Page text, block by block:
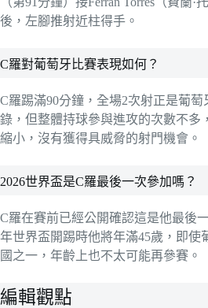
後，左腳推射近柱得手。
C羅對葡萄牙比賽表現如何？
C羅踢滿90分鐘，全場2次射正是葡
錄，但整體持球參與進攻的次數不多
縮小，沒有獲得具威脅的射門機會。
2026世界盃是C羅最後一次參加嗎？
C羅在賽前已經公開確認這是他最後
年世界盃開踢時他將年滿45歲，即使
國之一，年齡上也不太可能再參賽。
編輯觀點